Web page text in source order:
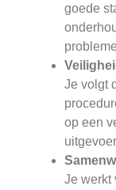
goede
Je volgt
op een
Je werkt